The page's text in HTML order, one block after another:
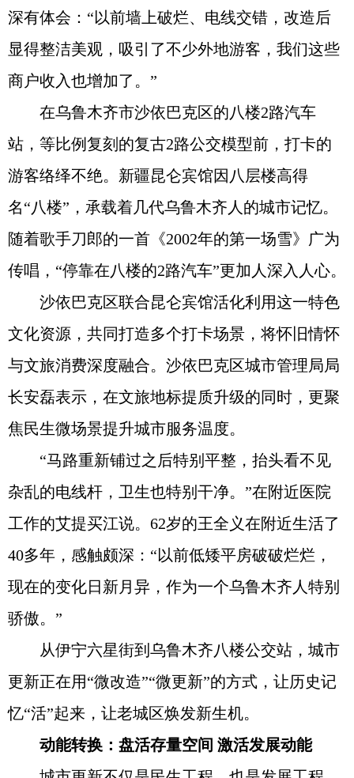
深有体会：“以前墙上破烂、电线交错，改造后
显得整洁美观，吸引了不少外地游客，我们这些
商户收入也增加了。”
在乌鲁木齐市沙依巴克区的八楼2路汽车
站，等比例复刻的复古2路公交模型前，打卡的
游客络绎不绝。新疆昆仑宾馆因八层楼高得
名“八楼”，承载着几代乌鲁木齐人的城市记忆。
随着歌手刀郎的一首《2002年的第一场雪》广为
传唱，“停靠在八楼的2路汽车”更加人深入人心。
沙依巴克区联合昆仑宾馆活化利用这一特色
文化资源，共同打造多个打卡场景，将怀旧情怀
与文旅消费深度融合。沙依巴克区城市管理局局
长安磊表示，在文旅地标提质升级的同时，更聚
焦民生微场景提升城市服务温度。
“马路重新铺过之后特别平整，抬头看不见
杂乱的电线杆，卫生也特别干净。”在附近医院
工作的艾提买江说。62岁的王全义在附近生活了
40多年，感触颇深：“以前低矮平房破破烂烂，
现在的变化日新月异，作为一个乌鲁木齐人特别
骄傲。”
从伊宁六星街到乌鲁木齐八楼公交站，城市
更新正在用“微改造”“微更新”的方式，让历史记
忆“活”起来，让老城区焕发新生机。
动能转换：盘活存量空间 激活发展动能